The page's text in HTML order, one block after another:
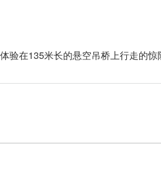
验在135米长的悬空吊桥上行走的